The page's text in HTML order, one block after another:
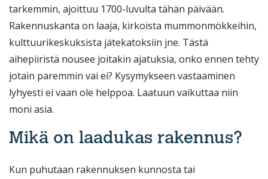
tarkemmin, ajoittuu 1700-luvulta tähän päivään.
Rakennuskanta on laaja, kirkoista mummonmökkeihin,
kulttuurikeskuksista jätekatoksiin jne. Tästä
aihepiiristä nousee joitakin ajatuksia, onko ennen tehty
jotain paremmin vai ei? Kysymykseen vastaaminen
lyhyesti ei vaan ole helppoa. Laatuun vaikuttaa niin
moni asia.
Mikä on laadukas rakennus?
Kun puhutaan rakennuksen kunnosta tai